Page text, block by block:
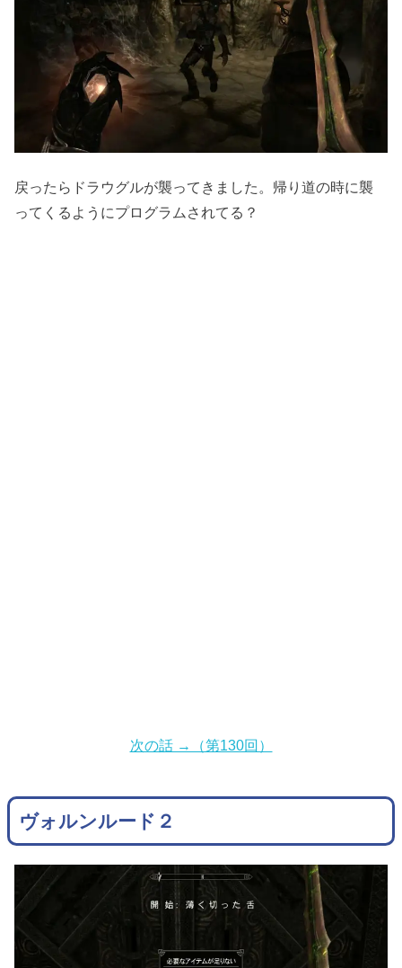
戻ったらドラウグルが襲ってきました。帰り道の時に襲
ってくるようにプログラムされてる？
次の話 →（第130回）
ヴォルンルード２